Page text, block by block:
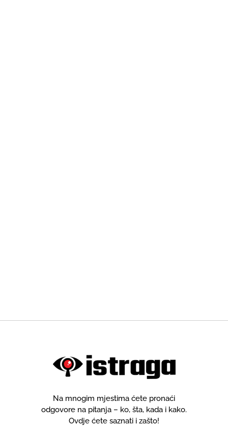
Na mnogim mjestima ćete pronaći
odgovore na pitanja – ko, šta, kada i kako.
Ovdje ćete saznati i zašto!